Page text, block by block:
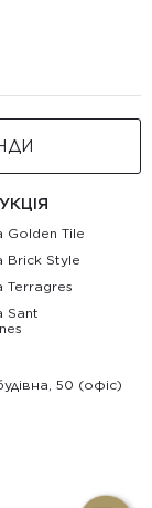
Golden Tile
Brick Style
Terragres
Sant
50 (офіс)